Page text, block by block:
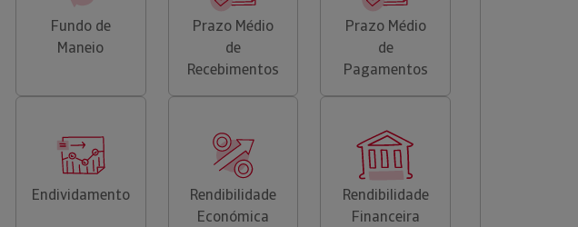
Fundo de
Maneio
Prazo Médio
de
Recebimentos
Prazo Médio
de
Pagamentos
Endividamento
Rendibilidade
Económica
Rendibilidade
Financeira